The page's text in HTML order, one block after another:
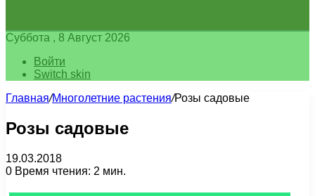
Суббота , 8 Август 2026
Войти
Switch skin
Главная/Многолетние растения/Розы садовые
Розы садовые
19.03.2018
0 Время чтения: 2 мин.